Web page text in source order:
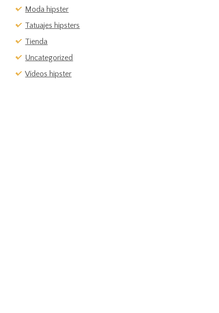
Moda hipster
Tatuajes hipsters
Tienda
Uncategorized
Vídeos hipster